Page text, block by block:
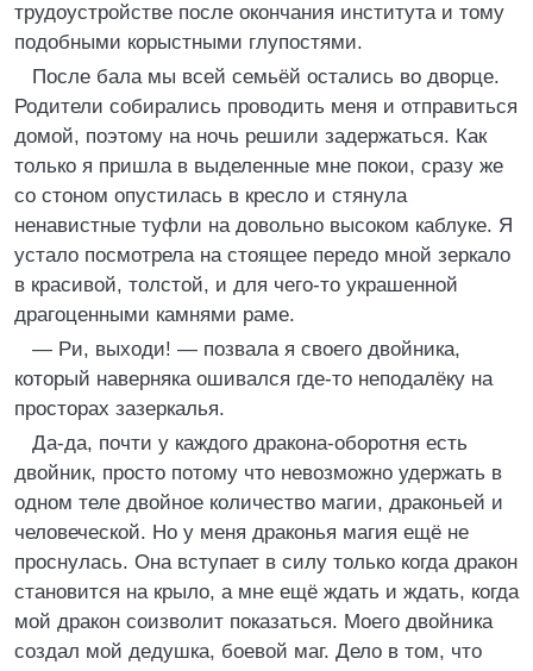
трудоустройстве после окончания института и тому
подобными корыстными глупостями.
После бала мы всей семьёй остались во дворце.
Родители собирались проводить меня и отправиться
домой, поэтому на ночь решили задержаться. Как
только я пришла в выделенные мне покои, сразу же
со стоном опустилась в кресло и стянула
ненавистные туфли на довольно высоком каблуке. Я
устало посмотрела на стоящее передо мной зеркало
в красивой, толстой, и для чего-то украшенной
драгоценными камнями раме.
— Ри, выходи! — позвала я своего двойника,
который наверняка ошивался где-то неподалёку на
просторах зазеркалья.
Да-да, почти у каждого дракона-оборотня есть
двойник, просто потому что невозможно удержать в
одном теле двойное количество магии, драконьей и
человеческой. Но у меня драконья магия ещё не
проснулась. Она вступает в силу только когда дракон
становится на крыло, а мне ещё ждать и ждать, когда
мой дракон соизволит показаться. Моего двойника
создал мой дедушка, боевой маг. Дело в том, что